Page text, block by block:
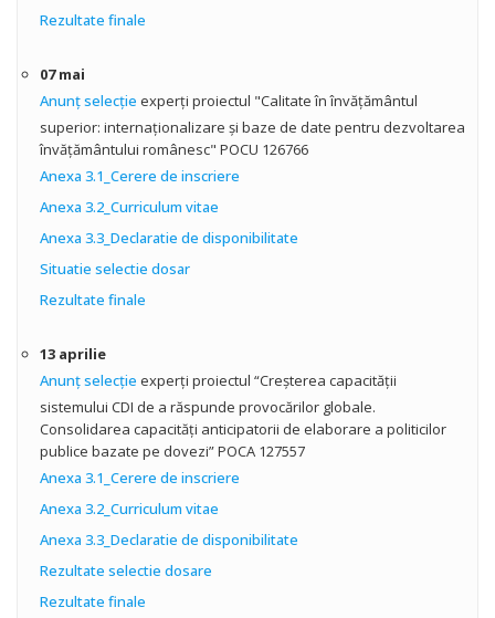
Rezultate finale
07 mai
Anunţ selecţie experţi proiectul "Calitate în învăţământul
superior: internaţionalizare şi baze de date pentru dezvoltarea
învăţământului românesc" POCU 126766
Anexa 3.1_Cerere de inscriere
Anexa 3.2_Curriculum vitae
Anexa 3.3_Declaratie de disponibilitate
Situatie selectie dosar
Rezultate finale
13 aprilie
Anunţ selecţie experţi proiectul “Creșterea capacității
sistemului CDI de a răspunde provocărilor globale.
Consolidarea capacități anticipatorii de elaborare a politicilor
publice bazate pe dovezi” POCA 127557
Anexa 3.1_Cerere de inscriere
Anexa 3.2_Curriculum vitae
Anexa 3.3_Declaratie de disponibilitate
Rezultate selectie dosare
Rezultate finale